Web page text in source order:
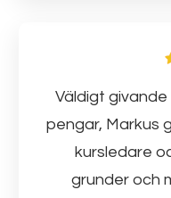
Väldigt
pengar, Markus
kursledare
grunder och